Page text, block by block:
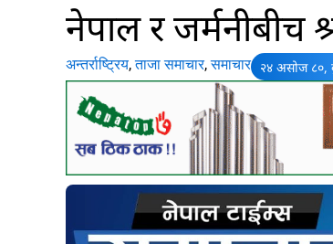
नेपाल र जर्मनीबीच
अन्तर्राष्ट्रिय,ताजा समाचार,समाचार २४ असोज ८०,